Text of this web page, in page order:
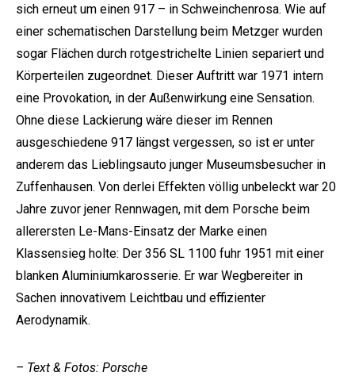
sich erneut um einen 917 – in Schweinchenrosa. Wie auf
einer schematischen Darstellung beim Metzger wurden
sogar Flächen durch rotgestrichelte Linien separiert und
Körperteilen zugeordnet. Dieser Auftritt war 1971 intern
eine Provokation, in der Außenwirkung eine Sensation.
Ohne diese Lackierung wäre dieser im Rennen
ausgeschiedene 917 längst vergessen, so ist er unter
anderem das Lieblingsauto junger Museumsbesucher in
Zuffenhausen. Von derlei Effekten völlig unbeleckt war 20
Jahre zuvor jener Rennwagen, mit dem Porsche beim
allerersten Le-Mans-Einsatz der Marke einen
Klassensieg holte: Der 356 SL 1100 fuhr 1951 mit einer
blanken Aluminiumkarosserie. Er war Wegbereiter in
Sachen innovativem Leichtbau und effizienter
Aerodynamik.
– Text & Fotos: Porsche